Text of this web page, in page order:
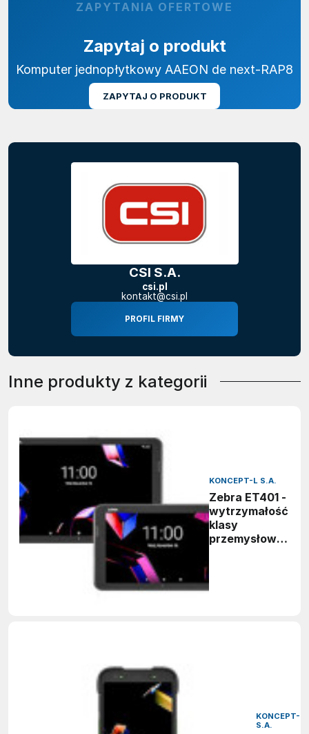
ZAPYTANIA OFERTOWE
Zapytaj o produkt
Komputer jednopłytkowy AAEON de next-RAP8
ZAPYTAJ O PRODUKT
CSI S.A.
csi.pl
kontakt@csi.pl
PROFIL FIRMY
Inne produkty z kategorii
KONCEPT-L S.A.
Zebra ET401 -
wytrzymałość
klasy
przemysłowej
KONCEPT-L
S.A.